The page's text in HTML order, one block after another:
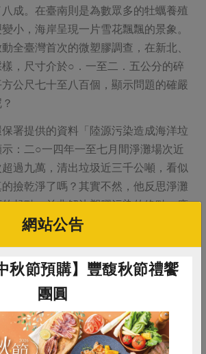
成。在臺南則是為數眾多的牡蠣養殖
小，海岸呈現一片雪花飄飄的景象。
全臺灣首次的微塑膠調查，在新北、
，尺寸介於○．一至二．五公分的碎
公尺七十至八百個，顯示問題的確嚴
署提供的資料「陸源污染造成海洋垃
：二○一四年一至七月間淨灘場次近
過九萬，清出垃圾近三千公噸，看似
撿乾淨了嗎？其實不然，他反思淨灘
起點，並非解決塑膠污染的終點，應
保團體合作，釐清現況、找出源頭、擬
隨身攜帶的環保餐具、竹柄牙刷、不鏽
實踐「減塑加綠」的新生活，而這與主
杯子、筷子、袋子，後來更擴大為「綠
帶著毛巾、牙膏、牙刷、沐浴乳等等，
網站公告
秋節預購】豐馥秋節禮饗
團圓